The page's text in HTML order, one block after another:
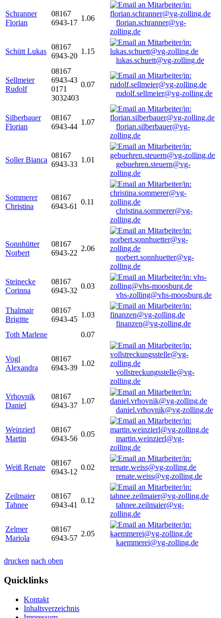
Schranner
Florian
08167
6943-17
1.06
florian.schranner@vg-
zolling.de
Schütt Lukas
08167
6943-20
1.15
lukas.schuett@vg-zolling.de
Sellmeier
Rudolf
08167
6943-43
0171
3032403
0.07
rudolf.sellmeier@vg-zolling.de
Silberbauer
Florian
08167
6943-44
1.07
florian.silberbauer@vg-
zolling.de
Soller Bianca
08167
6943-33
1.01
gebuehren.steuern@vg-
zolling.de
Sommerer
Christina
08167
6943-61
0.11
christina.sommerer@vg-
zolling.de
Sonnhütter
Norbert
08167
6943-22
2.06
norbert.sonnhuetter@vg-
zolling.de
Steinecke
Corinna
08167
6943-32
0.03
vhs-zolling@vhs-moosburg.de
Thalmair
Brigitte
08167
6943-45
1.03
finanzen@vg-zolling.de
Toth Marlene
0.07
Vogl
Alexandra
08167
6943-39
1.02
vollstreckungsstelle@vg-
zolling.de
Vrhovnik
Daniel
08167
6943-37
1.07
daniel.vrhovnik@vg-zolling.de
Weinzierl
Martin
08167
6943-56
0.05
martin.weinzierl@vg-
zolling.de
Weiß Renate
08167
6943-12
0.02
renate.weiss@vg-zolling.de
Zeilmaier
Tahnee
08167
6943-41
0.12
tahnee.zeilmaier@vg-
zolling.de
Zelmer
Mariola
08167
6943-57
2.05
kaemmerei@vg-zolling.de
drucken nach oben
Quicklinks
Kontakt
Inhaltsverzeichnis